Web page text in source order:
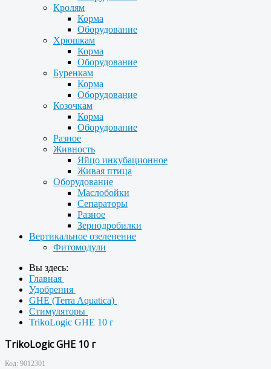
Кролям
Корма
Оборудование
Хрюшкам
Корма
Оборудование
Буренкам
Корма
Оборудование
Козочкам
Корма
Оборудование
Разное
Живность
Яйцо инкубационное
Живая птица
Оборудование
Маслобойки
Сепараторы
Разное
Зернодробилки
Вертикальное озеленение
Фитомодули
Вы здесь:
Главная
Удобрения
GHE (Terra Aquatica)
Стимуляторы
TrikoLogic GHE 10 г
TrikoLogic GHE 10 г
Код: 9012301